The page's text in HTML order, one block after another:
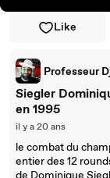
Like
Professeur
Siegler
en 1995
il y a 20 ans
le combat du
entier des 12